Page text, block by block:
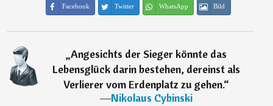
Facebook Twitter WhatsApp Bild
„Angesichts der Sieger könnte das
Lebensglück darin bestehen, dereinst als
Verlierer vom Erdenplatz zu gehen.“
―Nikolaus Cybinski